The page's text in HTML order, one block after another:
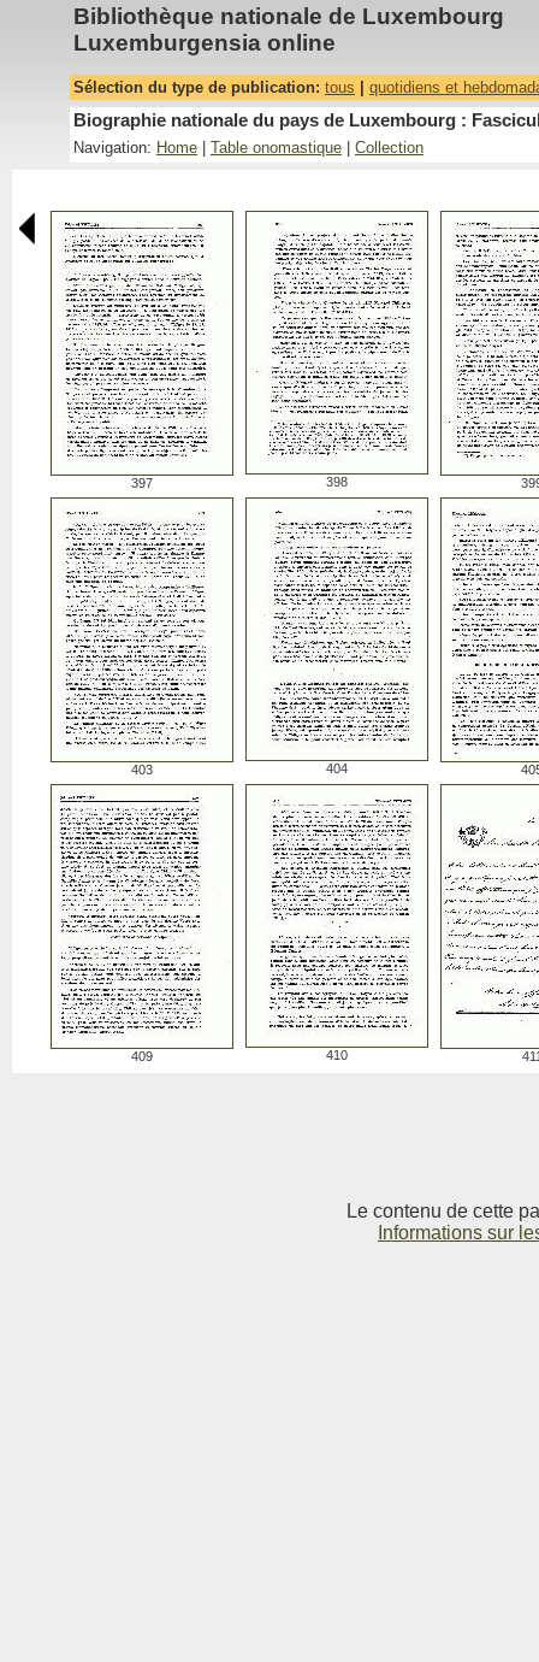
Bibliothèque nationale de Luxembourg
Luxemburgensia online
Sélection du type de publication: tous quotidiens et
Biographie nationale du pays de Luxembourg :
Navigation: Home Table onomastique Collection
397 398
403 404
409 410
Le contenu de cette
Informations sur